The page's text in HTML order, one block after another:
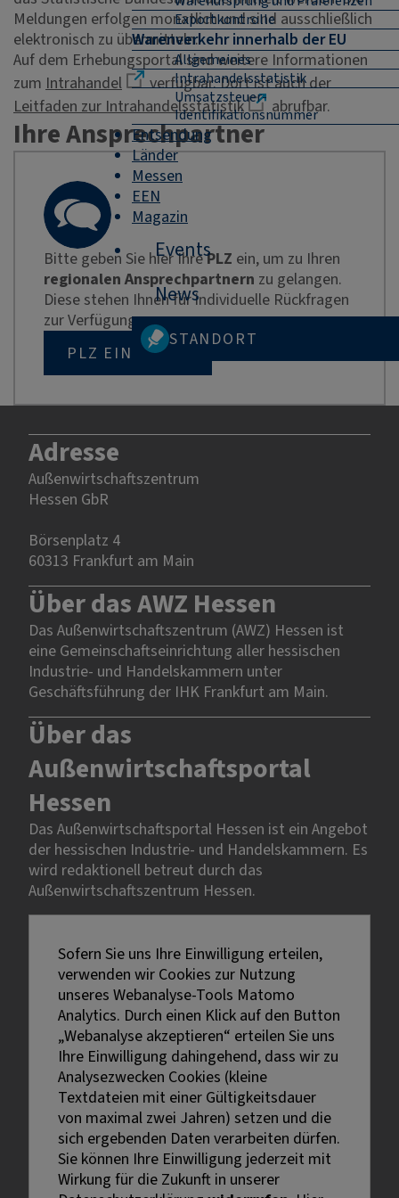
Exportkontrolle
Warenverkehr innerhalb der EU
Allgemeines
Intrahandelsstatistik
Umsatzsteuer-
Identifikationsnummer
Entsendung
Länder
Messen
EEN
Magazin
Events
News
STANDORT
Meldungen erfolgen monatlich und sind ausschließlich
elektronisch zu übermitteln.
Auf dem Erhebungsportal sind weitere Informationen
zum Intrahandel
verfügbar. Dort ist auch der
Leitfaden zur Intrahandelsstatistik
abrufbar.
Ihre Ansprechpartner
Bitte geben Sie hier IhrePLZ ein, um zu Ihren
regionalen Ansprechpartnern zu gelangen.
Diese stehen Ihnen für individuelle Rückfragen
zur Verfügung.
PLZ EINGEBEN
Adresse
Außenwirtschaftszentrum
Hessen GbR
Börsenplatz 4
60313 Frankfurt am Main
Über das AWZ Hessen
Das Außenwirtschaftszentrum (AWZ) Hessen ist
eine Gemeinschaftseinrichtung aller hessischen
Industrie- und Handelskammern unter
Geschäftsführung der IHK Frankfurt am Main.
Über das
Außenwirtschaftsportal
Hessen
Das Außenwirtschaftsportal Hessen ist ein Angebot
der hessischen Industrie- und Handelskammern. Es
wird redaktionell betreut durch das
Außenwirtschaftszentrum Hessen.
Impressum
Datenschutz
Erklärung zur Barrierefreiheit
Externe Links sind mit dem Symbol
gekennzeichnet.
Sofern Sie uns Ihre Einwilligung erteilen,
verwenden wir Cookies zur Nutzung
unseres Webanalyse-Tools Matomo
Analytics. Durch einen Klick auf den Button
„Webanalyse akzeptieren“ erteilen Sie uns
Ihre Einwilligung dahingehend, dass wir zu
Analysezwecken Cookies (kleine
Textdateien mit einer Gültigkeitsdauer
von maximal zwei Jahren) setzen und die
sich ergebenden Daten verarbeiten dürfen.
Sie können Ihre Einwilligung jederzeit mit
Wirkung für die Zukunft in unserer